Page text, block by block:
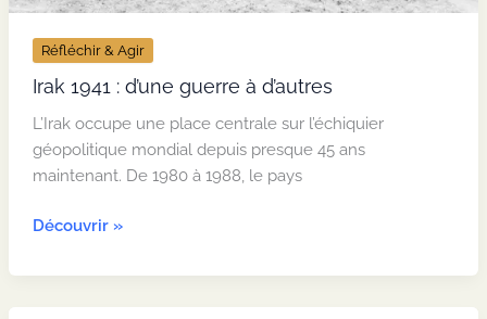
Réfléchir & Agir
Irak 1941 : d’une guerre à d’autres
L’Irak occupe une place centrale sur l’échiquier
géopolitique mondial depuis presque 45 ans
maintenant. De 1980 à 1988, le pays
Irak
:
Découvrir »